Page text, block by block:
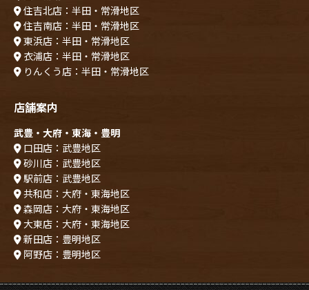
住吉北店：半田・常滑地区
住吉南店：半田・常滑地区
東浜店：半田・常滑地区
衣浦店：半田・常滑地区
りんくう店：半田・常滑地区
店舗案内
武豊・大府・東海・豊明
口田店：武豊地区
砂川店：武豊地区
駅前店：武豊地区
共和店：大府・東海地区
森岡店：大府・東海地区
大東店：大府・東海地区
新田店：豊明地区
阿野店：豊明地区